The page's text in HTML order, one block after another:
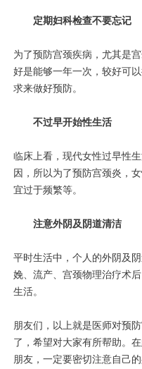
定期妇科检查不要忘记
为了预防宫颈疾病，尤其是
好是能够一年一次，较好可
求来做好预防。
不过早开始性生活
临床上看，现代女性过早性
因，所以为了预防宫颈炎，
宜过于频繁等。
注意外阴及阴道清洁
平时生活中，个人的外阴及
娩、流产、宫颈物理治疗术
生活。
朋友们，以上就是医师对预
了，希望对大家有所帮助。
朋友，一定要密切注意自己